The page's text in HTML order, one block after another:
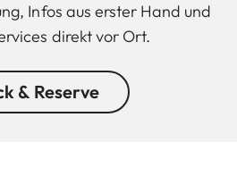
Infos aus erster Hand und
direkt vor Ort.
& Reserve